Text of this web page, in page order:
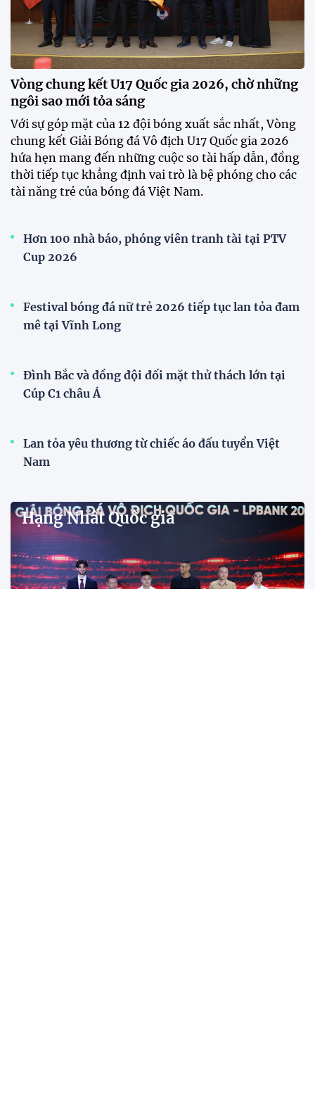
năng bóng đá nữ
ĐKVĐ Cúp Quốc gia chiêu mộ sao trẻ của ĐT Việt
Nam
Đình Bắc cùng dàn sao CAHN "thắng lớn" tại
V.League Awards 2026
Loạt cầu thủ U19 Việt Nam thi tốt nghiệp THPT
Đình Bắc cùng dàn sao CAHN "thắng lớn" tại
V.League Awards 2026
an Hà Nội được xướng tên ở hàng loạt hạng mục
quan trọng tại V.League Awards 2026 sau mùa giải
thành công rực rỡ.
Đánh bại Ninh Bình, Công an TPHCM giành ngôi